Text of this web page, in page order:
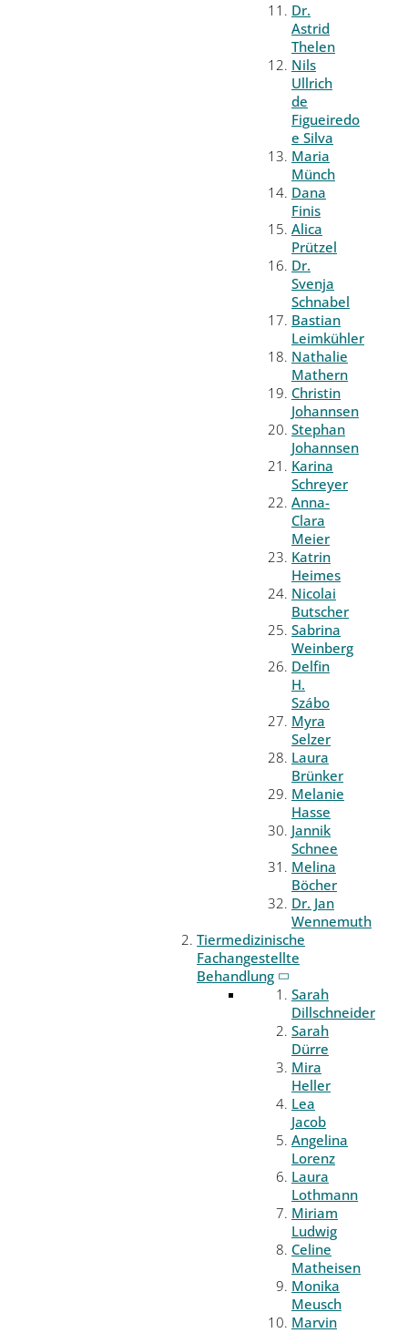
Dr.
Astrid
Thelen
Nils
Ullrich
de
Figueiredo
e Silva
Maria
Münch
Dana
Finis
Alica
Prützel
Dr.
Svenja
Schnabel
Bastian
Leimkühler
Nathalie
Mathern
Christin
Johannsen
Stephan
Johannsen
Karina
Schreyer
Anna-
Clara
Meier
Katrin
Heimes
Nicolai
Butscher
Sabrina
Weinberg
Delfin
H.
Szábo
Myra
Selzer
Laura
Brünker
Melanie
Hasse
Jannik
Schnee
Melina
Böcher
Dr. Jan
Wennemuth
Tiermedizinische
Fachangestellte
Behandlung
Sarah
Dillschneider
Sarah
Dürre
Mira
Heller
Lea
Jacob
Angelina
Lorenz
Laura
Lothmann
Miriam
Ludwig
Celine
Matheisen
Monika
Meusch
Marvin